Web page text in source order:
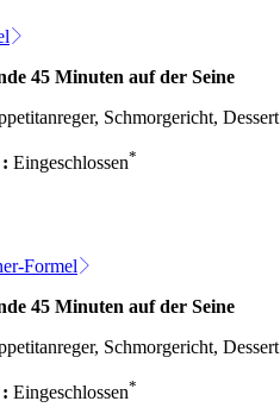
45 Minuten auf der Seine
Schmorgericht, Dessert
Eingeschlossen*
Formel
45 Minuten auf der Seine
Schmorgericht, Dessert
Eingeschlossen*